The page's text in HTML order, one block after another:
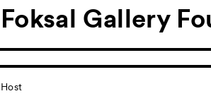
Foksal Gallery
Host